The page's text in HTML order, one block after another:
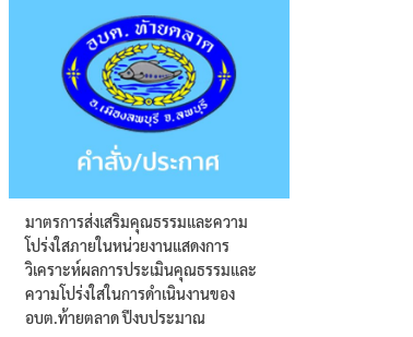
มาตรการส่งเสริมคุณธรรมและความ
โปร่งใสภายในหน่วยงานแสดงการ
วิเคราะห์ผลการประเมินคุณธรรมและ
ความโปร่งใสในการดำเนินงานของ
อบต.ท้ายตลาด ปีงบประมาณ